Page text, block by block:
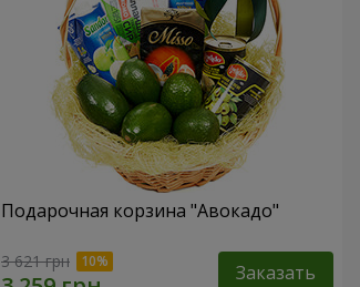
Подарочная корзина "Авокадо"
3 621 грн Заказать